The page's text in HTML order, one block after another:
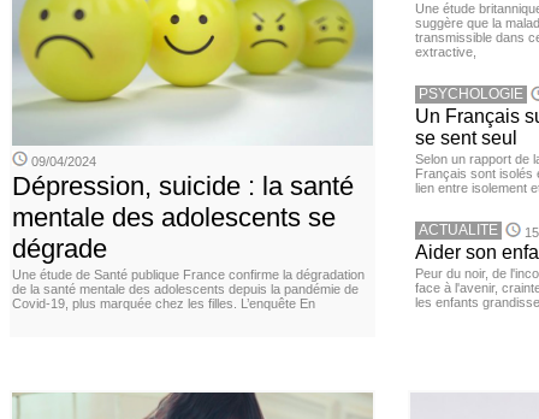
09/04/2024
Dépression, suicide : la santé
mentale des adolescents se
dégrade
Une étude de Santé publique France confirme la dégradation
de la santé mentale des adolescents depuis la pandémie de
Covid-19, plus marquée chez les filles. L’enquête En
Une étude
suggère que la
transmissible dans
extractive,
PSYCHOLOGIE
Un Français
se sent seul
Selon un rapport de
Français sont isolés
lien entre isolement
ACTUALITE
Aider son
Peur du noir, de
face à l'avenir,
les enfants